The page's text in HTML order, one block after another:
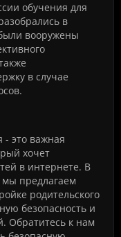
обучения для
в
вооружены
в случае
- это важная
хочет
в интернете. В
предлагаем
родительского
безопасность и
Обратитесь к нам